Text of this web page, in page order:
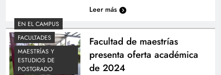
Leer más
EN EL CAMPUS
FACULTADES
MAESTRÍAS Y
ESTUDIOS DE
POSTGRADO
Facultad de maestrías
presenta oferta académica
de 2024